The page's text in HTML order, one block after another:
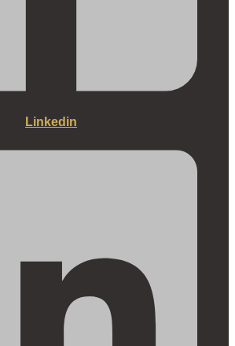
Linkedin